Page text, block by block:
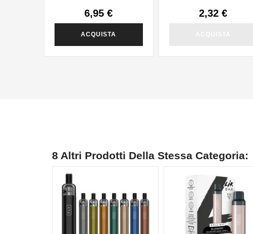
6,95 €
ACQUISTA
2,32 €
8 Altri Prodotti Della Stessa Categoria:
NON DISPONIBILE